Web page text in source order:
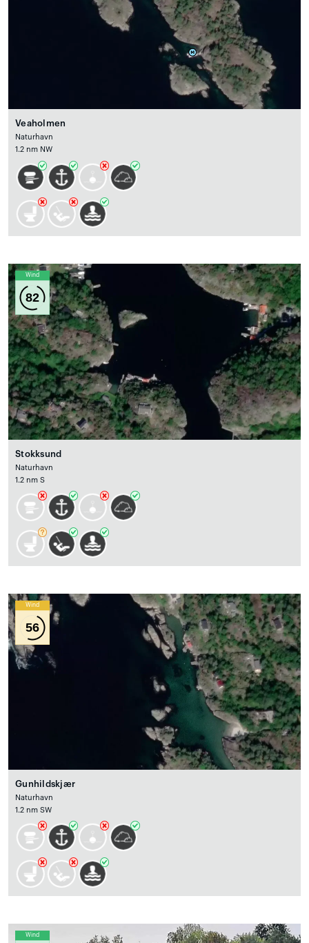
Veaholmen
Naturhavn
1.2 nm NW
Wind
82
Stokksund
Naturhavn
1.2 nm S
Wind
56
Gunhildskjær
Naturhavn
1.2 nm SW
Wind